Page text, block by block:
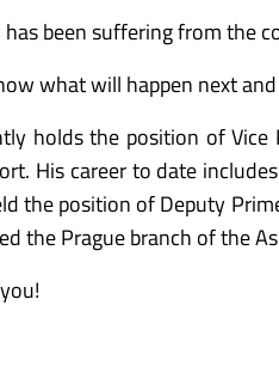
has been suffering from the
what will happen next
holds the position of
His career to date
the position of Deputy
the Prague branch of the